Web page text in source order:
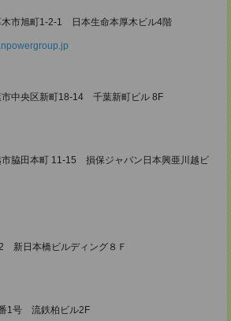
市旭町1-2-1 日本生命本厚木ビル4階
中央区新町18-14 千葉新町ビル 8F
脇田本町 11-15 損保ジャパン日本興亜川越ビ
新日本橋ビルディング８Ｆ
1号 流鉄柏ビル2F